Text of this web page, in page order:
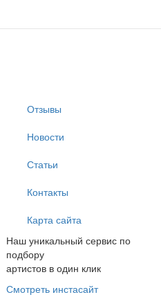
Отзывы
Новости
Статьи
Контакты
Карта сайта
Наш уникальный сервис по
подбору
артистов в один клик
Смотреть инстасайт